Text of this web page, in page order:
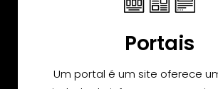
Portais
Um portal é um site oferece